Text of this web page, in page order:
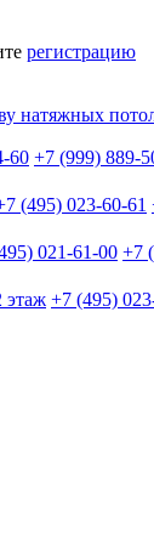
регистрацию
60 +7 (999) 889-
(495) 023-60-61
021-61-00 +7
этаж +7 (495)